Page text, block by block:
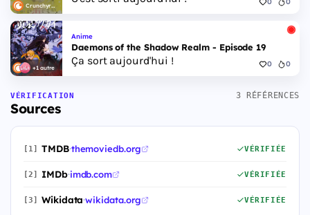
Crunchyroll
+1 autre
Anime
Daemons of the Shadow Realm - Episode 19
Ça sort aujourd'hui ! 0 0
VÉRIFICATION
Sources
3 RÉFÉRENCES
[1] TMDB·themoviedb.org VÉRIFIÉE
[2] IMDb·imdb.com VÉRIFIÉE
[3] Wikidata·wikidata.org VÉRIFIÉE